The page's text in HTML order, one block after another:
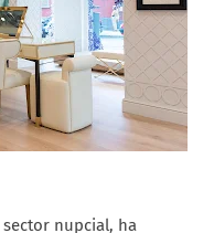
nupcial, ha